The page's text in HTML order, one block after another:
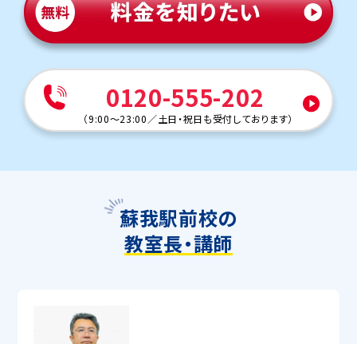
0120-555-202
（9:00～23:00／土日・祝日も受付しております）
蘇我駅前校の
教室長・講師